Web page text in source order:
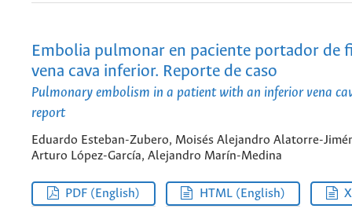
Embolia pulmonar en paciente portador de
vena cava inferior. Reporte de caso
Pulmonary embolism in a patient with an inferior vena
report
Eduardo Esteban-Zubero, Moisés Alejandro Alatorre-
Arturo López-García, Alejandro Marín-Medina
PDF (English) HTML (English)